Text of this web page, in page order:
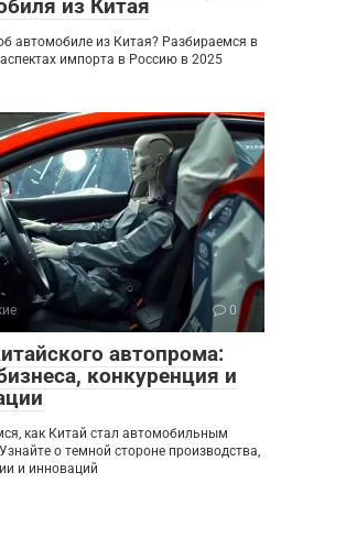
из Китая
автомобиле из Китая? Разбираемся в
импорта в Россию в 2025
0
автопрома:
конкуренция и
как Китай стал автомобильным
о темной стороне производства,
и инноваций